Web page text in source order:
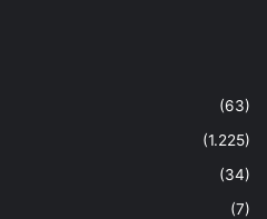
(63)
(1.225)
(34)
(7)